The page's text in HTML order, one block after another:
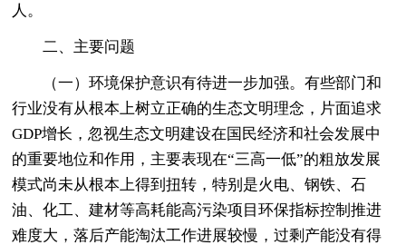
人。
二、主要问题
（一）环境保护意识有待进一步加强。有些部门和
行业没有从根本上树立正确的生态文明理念，片面追求
GDP增长，忽视生态文明建设在国民经济和社会发展中
的重要地位和作用，主要表现在“三高一低”的粗放发展
模式尚未从根本上得到扭转，特别是火电、钢铁、石
油、化工、建材等高耗能高污染项目环保指标控制推进
难度大，落后产能淘汰工作进展较慢，过剩产能没有得